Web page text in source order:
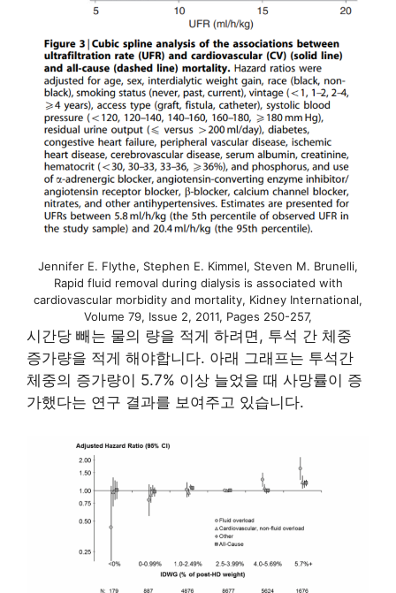
Jennifer E. Flythe, Stephen E. Kimmel, Steven M. Brunelli,
Rapid fluid removal during dialysis is associated with
cardiovascular morbidity and mortality, Kidney International,
Volume 79, Issue 2, 2011, Pages 250-257,
시간당 빼는 물의 량을 적게 하려면, 투석 간 체중
증가량을 적게 해야합니다. 아래 그래프는 투석간
체중의 증가량이 5.7% 이상 늘었을 때 사망률이 증
가했다는 연구 결과를 보여주고 있습니다.